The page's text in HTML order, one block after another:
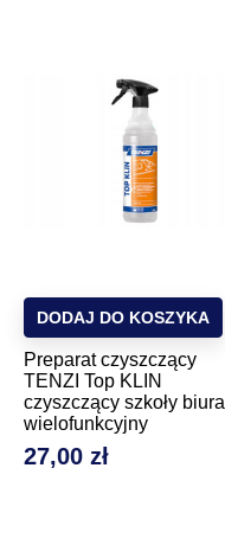
Preparat czyszczący
TENZI Top KLIN
czyszczący szkoły biura
wielofunkcyjny
Cena
27,00 zł
DODAJ DO KOSZYKA